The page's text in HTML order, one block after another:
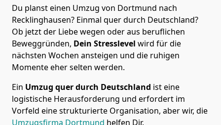
Du planst einen Umzug von Dortmund nach
Recklinghausen? Einmal quer durch Deutschland?
Ob jetzt der Liebe wegen oder aus beruflichen
Beweggründen, Dein Stresslevel wird für die
nächsten Wochen ansteigen und die ruhigen
Momente eher selten werden.
Ein Umzug quer durch Deutschland ist eine
logistische Herausforderung und erfordert im
Vorfeld eine strukturierte Organisation, aber wir, die
Umzugsfirma Dortmund helfen Dir.